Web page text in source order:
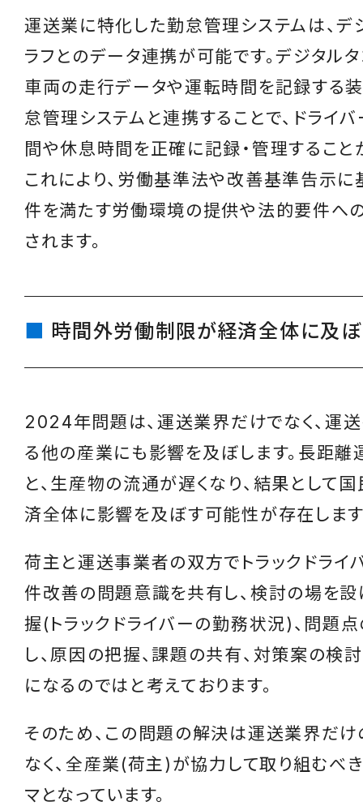
運送業に特化した勤怠管理システムは、デ
ラフとのデータ連携が可能です。デジタル
車両の走行データや運転時間を記録する装
怠管理システムと連携することで、ドライ
間や休息時間を正確に記録・管理すること
これにより、労働基準法や改善基準告示に
件を満たす労働環境の提供や法的要件へ
されます。
時間外労働制限が経済全体に及
2024年問題は、運送業界だけでなく、運
る他の産業にも影響を及ぼします。長距離
と、生産物の流通が遅くなり、結果として
済全体に影響を及ぼす可能性が存在します
荷主と運送事業者の双方でトラックドライ
件改善の問題意識を共有し、検討の場を設
握(トラックドライバーの勤務状況)、問題
し、原因の把握、課題の共有、対策案の検
になるのではと考えております。
そのため、この問題の解決は運送業界だ
なく、全産業(荷主)が協力して取り組むべ
マとなっています。